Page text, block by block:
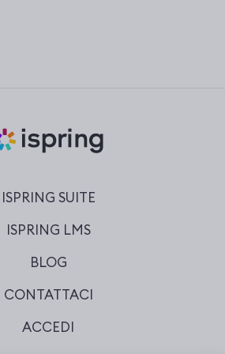
ISPRING SUITE
ISPRING LMS
BLOG
CONTATTACI
ACCEDI